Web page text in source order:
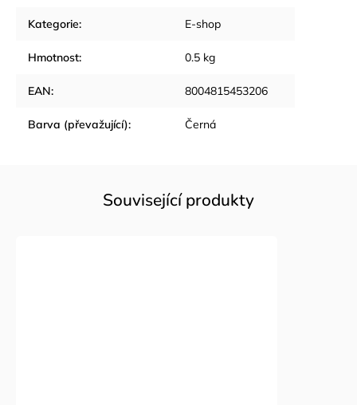
Kategorie: E-shop
Hmotnost: 0.5 kg
EAN: 8004815453206
Barva (převažující): Černá
Související produkty